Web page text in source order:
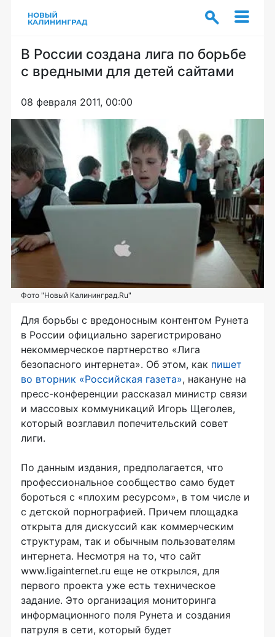
В России создана лига по борьбе
с вредными для детей сайтами
08 февраля 2011, 00:00
Фото "Новый Калининград.Ru"
Для борьбы с вредоносным контентом Рунета
в России официально зарегистрировано
некоммерческое партнерство «Лига
безопасного интернета». Об этом, как пишет
во вторник «Российская газета», накануне на
пресс-конференции рассказал министр связи
и массовых коммуникаций Игорь Щеголев,
который возглавил попечительский совет
лиги.
По данным издания, предполагается, что
профессиональное сообщество само будет
бороться с «плохим ресурсом», в том числе и
с детской порнографией. Причем площадка
открыта для дискуссий как коммерческим
структурам, так и обычным пользователям
интернета. Несмотря на то, что сайт
www.ligainternet.ru еще не открылся, для
первого проекта уже есть техническое
задание. Это организация мониторинга
информационного поля Рунета и создания
патруля в сети, который будет